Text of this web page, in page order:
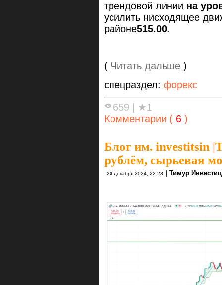
трендовой линии на
усилить нисходящее
районе515.00.
( Читать дальше )
спецраздел: форекс
659 | ★1
Комментарии ( 6 )
Блог им. investitsin |
рублём, сырьевая
20 декабря 2024, 22:28 | Тимур